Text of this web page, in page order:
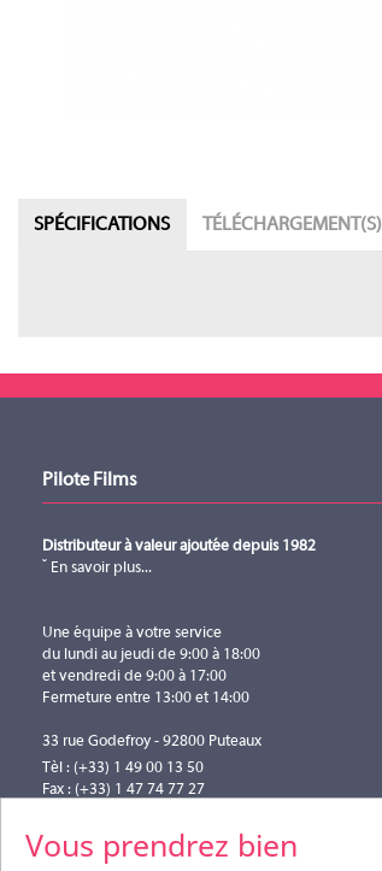
SPÉCIFICATIONS TÉLÉCHARGEMENT(S)
Pilote Films
Distributeur à valeur ajoutée depuis 1982
En savoir plus...
Une équipe à votre service
du lundi au jeudi de 9:00 à 18:00
et vendredi de 9:00 à 17:00
Fermeture entre 13:00 et 14:00
33 rue Godefroy - 92800 Puteaux
Tèl : (+33) 1 49 00 13 50
Fax : (+33) 1 47 74 77 27
Vous prendrez bien